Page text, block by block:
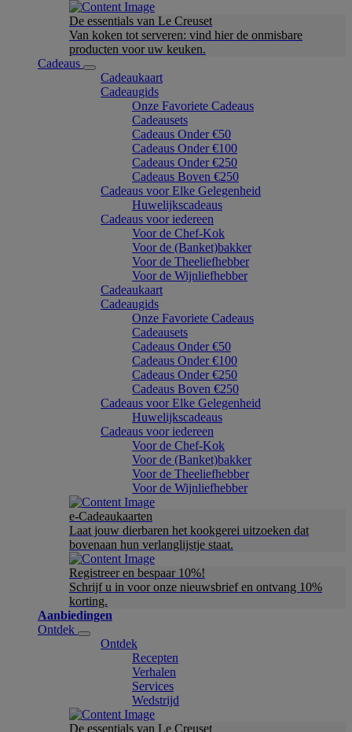
De essentials van Le Creuset
Van koken tot serveren: vind hier de onmisbare
producten voor uw keuken.
Cadeaus
Cadeaukaart
Cadeaugids
Onze Favoriete Cadeaus
Cadeausets
Cadeaus Onder €50
Cadeaus Onder €100
Cadeaus Onder €250
Cadeaus Boven €250
Cadeaus voor Elke Gelegenheid
Huwelijkscadeaus
Cadeaus voor iedereen
Voor de Chef-Kok
Voor de (Banket)bakker
Voor de Theeliefhebber
Voor de Wijnliefhebber
Cadeaukaart
Cadeaugids
Onze Favoriete Cadeaus
Cadeausets
Cadeaus Onder €50
Cadeaus Onder €100
Cadeaus Onder €250
Cadeaus Boven €250
Cadeaus voor Elke Gelegenheid
Huwelijkscadeaus
Cadeaus voor iedereen
Voor de Chef-Kok
Voor de (Banket)bakker
Voor de Theeliefhebber
Voor de Wijnliefhebber
e-Cadeaukaarten
Laat jouw dierbaren het kookgerei uitzoeken dat
bovenaan hun verlanglijstje staat.
Registreer en bespaar 10%!
Schrijf u in voor onze nieuwsbrief en ontvang 10%
korting.
Aanbiedingen
Ontdek
Ontdek
Recepten
Verhalen
Services
Wedstrijd
De essentials van Le Creuset